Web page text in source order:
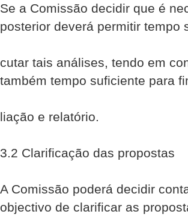
Se a Comissão decidir que é
posterior deverá permitir tempo
cutar tais análises, tendo em
também tempo suficiente para
liação e relatório.
3.2 Clarificação das propostas
A Comissão poderá decidir
objectivo de clarificar as